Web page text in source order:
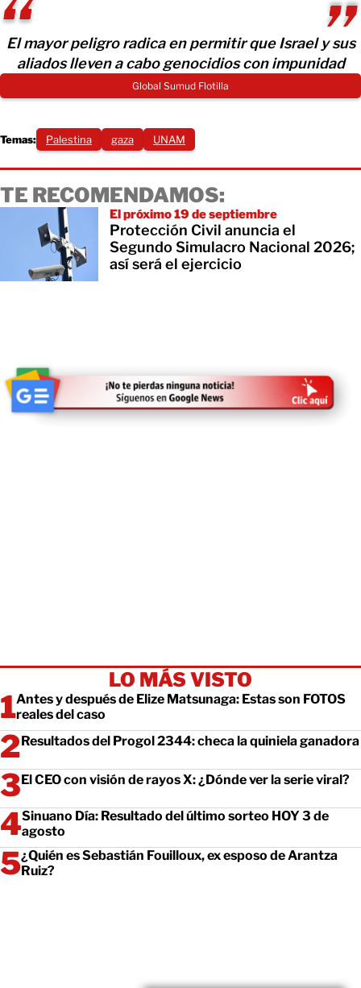
El mayor peligro radica en permitir que Israel y sus
aliados lleven a cabo genocidios con impunidad
Global Sumud Flotilla
Temas: Palestina gaza UNAM
TE RECOMENDAMOS:
El próximo 19 de septiembre
Protección Civil anuncia el
Segundo Simulacro Nacional 2026;
así será el ejercicio
LO MÁS VISTO
Antes y después de Elize Matsunaga: Estas son FOTOS
reales del caso
Resultados del Progol 2344: checa la quiniela ganadora
El CEO con visión de rayos X: ¿Dónde ver la serie viral?
Sinuano Día: Resultado del último sorteo HOY 3 de
agosto
¿Quién es Sebastián Fouilloux, ex esposo de Arantza
Ruiz?